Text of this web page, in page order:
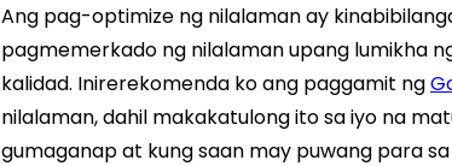
Ang pag-optimize ng nilalaman ay
pagmemerkado ng nilalaman upang lumikha
kalidad. Inirerekomenda ko ang paggamit ng
nilalaman, dahil makakatulong ito sa iyo na
gumaganap at kung saan may puwang para